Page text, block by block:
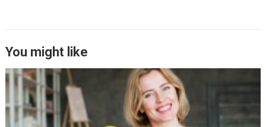
You might like